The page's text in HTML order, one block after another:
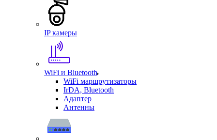
IP камеры
WiFi и Bluetooth
WiFi маршрутизаторы
IrDA, Bluetooth
Адаптер
Антенны